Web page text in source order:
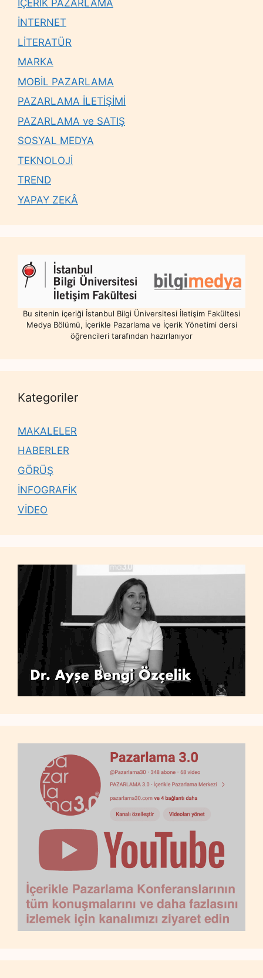
İÇERİK PAZARLAMA
İNTERNET
LİTERATÜR
MARKA
MOBİL PAZARLAMA
PAZARLAMA İLETİŞİMİ
PAZARLAMA ve SATIŞ
SOSYAL MEDYA
TEKNOLOJİ
TREND
YAPAY ZEKÂ
Bu sitenin içeriği İstanbul Bilgi Üniversitesi İletişim Fakültesi
Medya Bölümü, İçerikle Pazarlama ve İçerik Yönetimi dersi
öğrencileri tarafından hazırlanıyor
Kategoriler
MAKALELER
HABERLER
GÖRÜŞ
İNFOGRAFİK
VİDEO